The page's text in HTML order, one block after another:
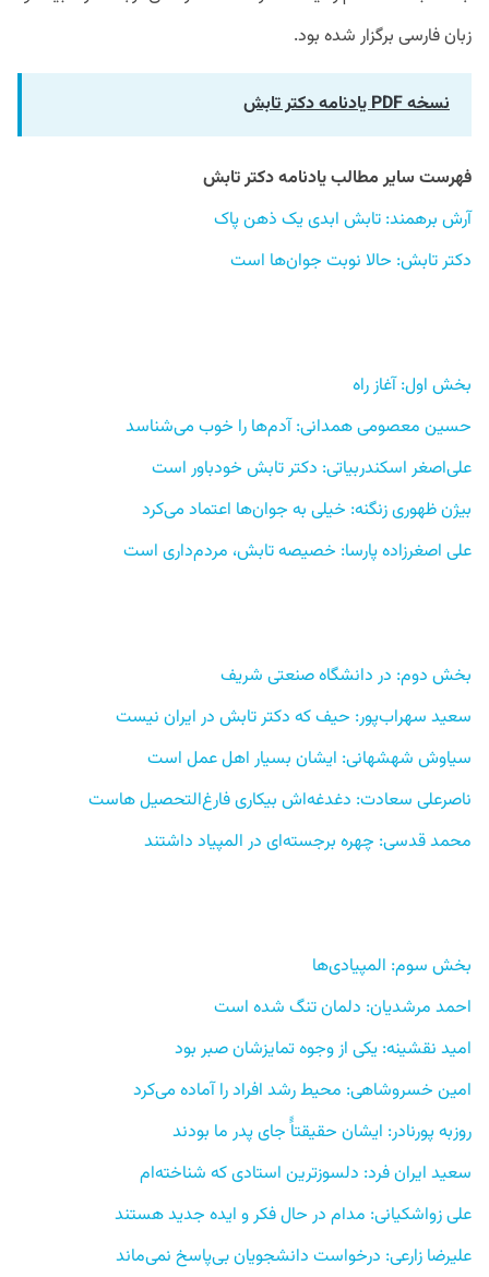
زبان فارسی برگزار شده بود.
نسخه PDF یادنامه دکتر تابش
فهرست سایر مطالب یادنامه دکتر تابش
آرش برهمند: تابش ابدی یک ذهن پاک
دکتر تابش: حالا نوبت جوان‌ها است
بخش اول: آغاز راه
حسین معصومی همدانی: آدم‌ها را خوب می‌شناسد
علی‌اصغر اسکندربیاتی: دکتر تابش خودباور است
بیژن ظهوری زنگنه: خیلی به جوان‌ها اعتماد می‌کرد
علی اصغرزاده پارسا: خصیصه تابش، مردم‌داری است
بخش دوم: در دانشگاه صنعتی شریف
سعید سهراب‌پور: حیف که دکتر تابش در ایران نیست
سیاوش شهشهانی: ایشان بسیار اهل عمل است
ناصرعلی سعادت: دغدغه‌اش بیکاری فارغ‌التحصیل هاست
محمد قدسی: چهره برجسته‌ای در المپیاد داشتند
بخش سوم: المپیادی‌ها
احمد مرشدیان: دلمان تنگ شده است
امید نقشینه: یکی از وجوه تمایزشان صبر بود
امین خسروشاهی: محیط رشد افراد را آماده می‌کرد
روزبه پورنادر: ایشان حقیقتاًً جای پدر ما بودند
سعید ایران فرد: دلسوزترین استادی که شناخته‌ام
علی زواشکیانی: مدام در حال فکر و ایده جدید هستند
علیرضا زارعی: درخواست دانشجویان بی‌پاسخ نمی‌ماند